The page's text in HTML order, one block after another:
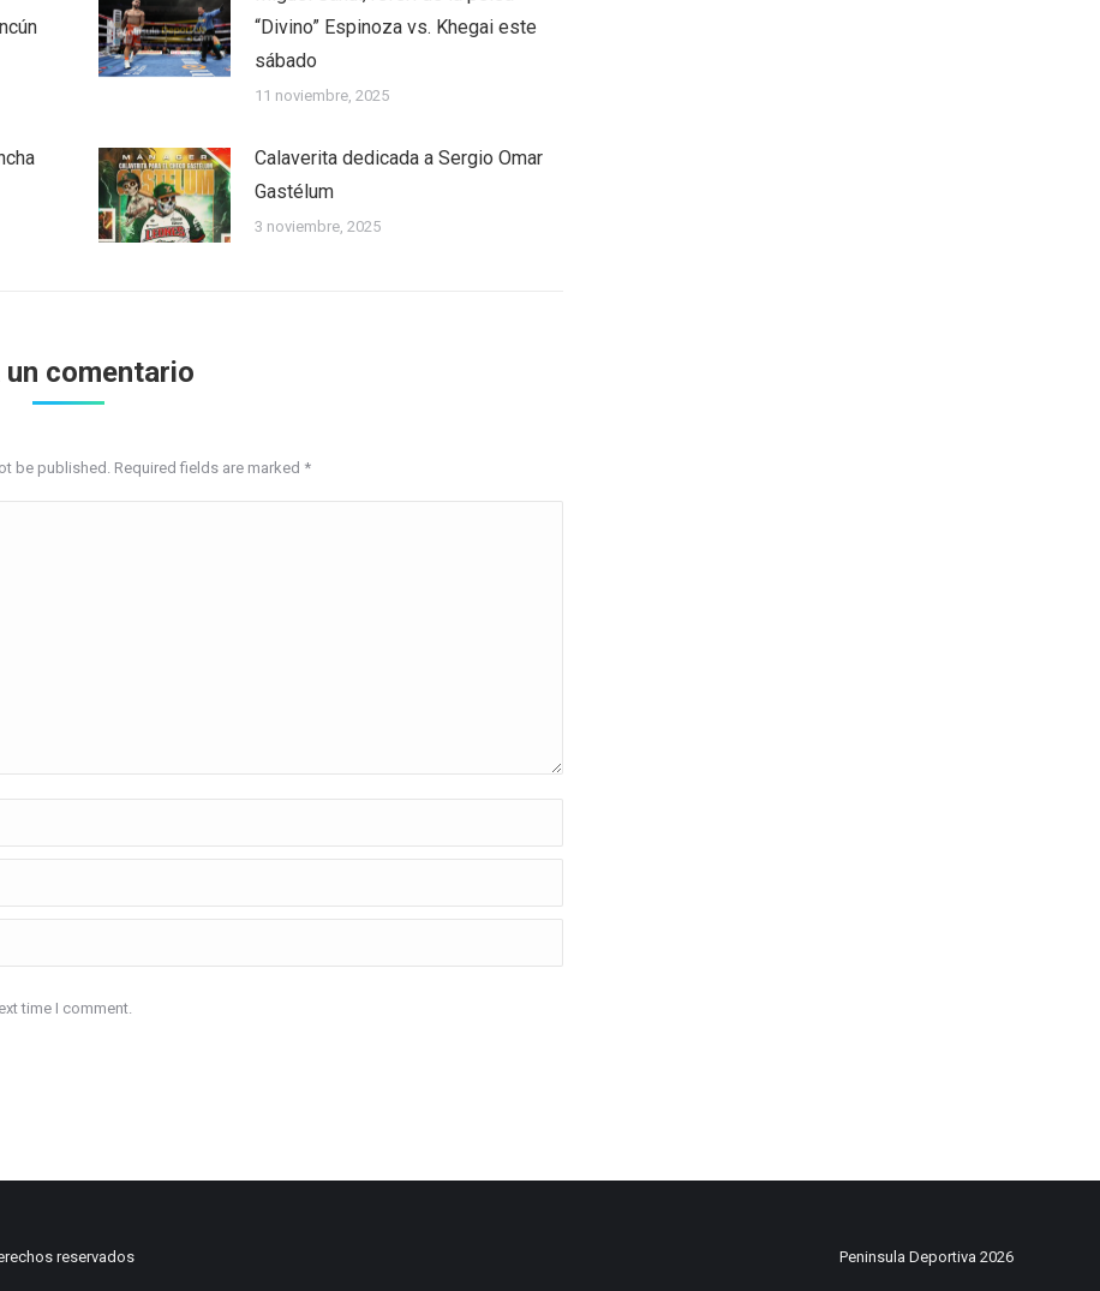
“Divino” Espinoza vs. Khegai este
sábado
11 noviembre, 2025
Calaverita dedicada a Sergio Omar
Gastélum
3 noviembre, 2025
un comentario
be published. Required fields are marked *
time I comment.
reservados Peninsula Deportiva 2026